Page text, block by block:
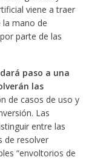
viene a traer
la mano de
parte de las
paso a una
las
de casos de uso y
Las
entre las
de resolver
“envoltorios de